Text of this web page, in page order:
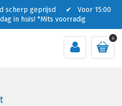
geprijsd ✔ Voor 15:00
in huis! *Mits voorradig
0